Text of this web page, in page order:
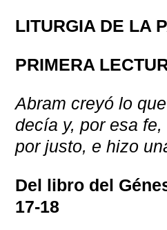
LITURGIA DE LA
PRIMERA
Abram creyó lo
decía y, por esa
por justo, e hizo
Del libro del
17-18